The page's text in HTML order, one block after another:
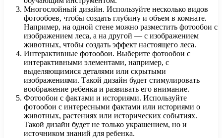
Многослойный дизайн. Используйте несколько видов
фотообоев, чтобы создать глубину и объем в комнате.
Например, на одной стене можно разместить фотообои с
изображением леса, а на другой — с изображением
животных, чтобы создать эффект настоящего леса.
Интерактивные фотообои. Выберите фотообои с
интерактивными элементами, например, с
выделяющимися деталями или скрытыми
изображениями. Такой дизайн будет стимулировать
воображение ребенка и развивать его внимание.
Фотообои с фактами и историями. Используйте
фотообои с интересными фактами или историями о
животных, растениях или исторических событиях.
Такой дизайн будет не только украшением, но и
источником знаний для ребенка.